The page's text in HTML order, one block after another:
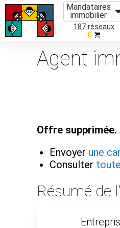
Mandataires
immobilier
187 réseaux
0
Agent
Offre
Envoyer une
Consulter
Résumé de